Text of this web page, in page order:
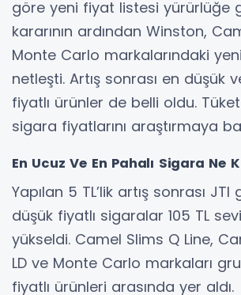
göre yeni fiyat listesi yürürlüğe
kararının ardından Winston,
Monte Carlo markalarındaki
netleşti. Artış sonrası en düşük
fiyatlı ürünler de belli oldu.
sigara fiyatlarını araştırmaya
En Ucuz Ve En Pahalı Sigara Ne
Yapılan 5 TL’lik artış sonrası
düşük fiyatlı sigaralar 105 TL
yükseldi. Camel Slims Q Line,
LD ve Monte Carlo markaları
fiyatlı ürünleri arasında yer aldı.